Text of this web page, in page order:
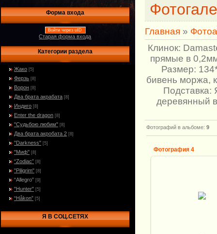
Форма входа
Войти через uID
Старая форма входа
Категории раздела
Жако [5]
Ферзь [8]
Ворон [8]
Два брата акрабата [8]
Индиго [8]
Enter the dragon [8]
"Судьбою любим" [8]
Два брата акробата 2 [8]
"Darkness" [5]
"Миф" [8]
“Zodiac” [8]
"Piligrim" [8]
“Allegro” [9]
"Hunter" [5]
“Håkon” [5]
Я В СОЦ.СЕТЯХ
Главная »
Клинок:
прямые в
Размер:
бивень моржа,
Подставка:
деревянный
Фотографий в альбоме: 9
Фотография 4